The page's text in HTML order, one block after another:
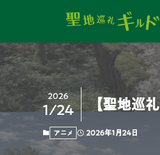
【聖地巡
2026
1/24
アニメ 2026年1月24日